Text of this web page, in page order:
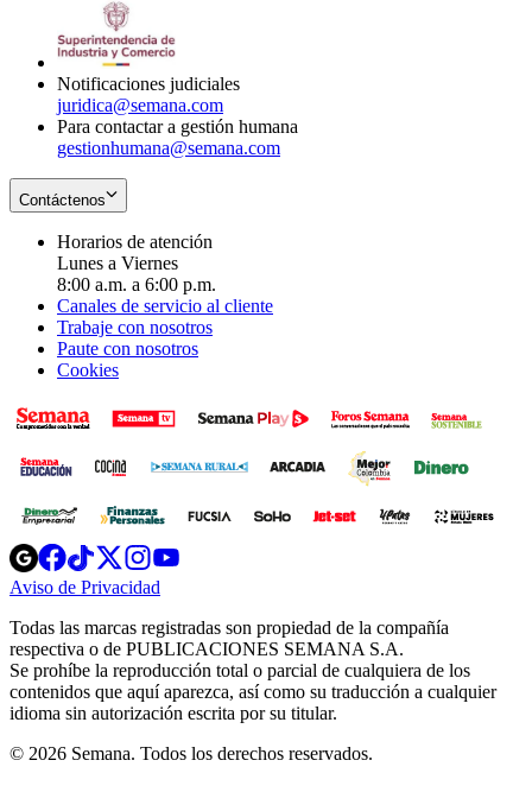
Notificaciones judiciales
juridica@semana.com
Para contactar a gestión humana
gestionhumana@semana.com
Contáctenos
Horarios de atención
Lunes a Viernes
8:00 a.m. a 6:00 p.m.
Canales de servicio al cliente
Trabaje con nosotros
Paute con nosotros
Cookies
Opens
in
new
Opens
in
new
Opens
in
new
window
Opens
new
windowwindow
Aviso de Privacidad
new
window
Todas las marcas registradas son propiedad de la compañía
respectiva o de PUBLICACIONES SEMANA S.A.
Se prohíbe la reproducción total o parcial de cualquiera de los
contenidos que aquí aparezca, así como su traducción a cualquier
idioma sin autorización escrita por su titular.
© 2026 Semana. Todos los derechos reservados.